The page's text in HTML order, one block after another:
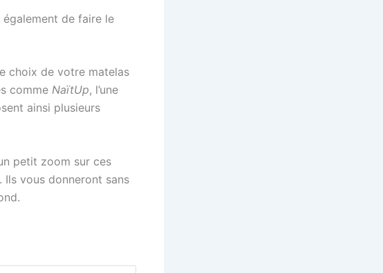
de faire le
choix de votre matelas
comme NaïtUp, l’une
ainsi plusieurs
petit zoom sur ces
Ils vous donneront sans